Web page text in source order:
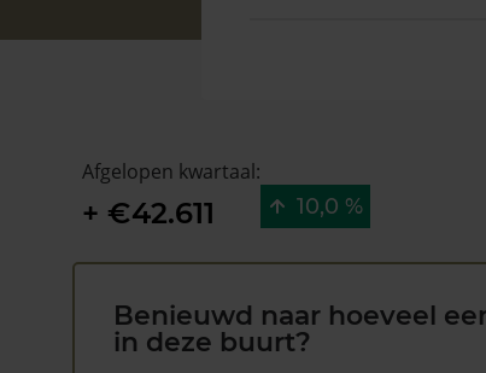
Afgelopen kwartaal:
+ €42.611 10,0 %
Benieuwd naar hoeveel
in deze buurt?